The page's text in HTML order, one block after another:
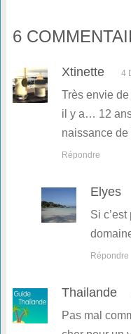
6
Xtinette 4
Très envie
il y a… 12
naissance de
Répondre
Elyes
Si
Répondre
Thailande
Pas mal